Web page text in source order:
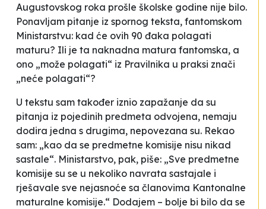
Augustovskog roka prošle školske godine nije bilo.
Ponavljam pitanje iz spornog teksta, fantomskom
Ministarstvu: kad će ovih 90 đaka polagati
maturu? Ili je ta naknadna matura fantomska, a
ono „može polagati“ iz Pravilnika u praksi znači
„neće polagati“?
U tekstu sam također iznio zapažanje da su
pitanja iz pojedinih predmeta odvojena, nemaju
dodira jedna s drugima, nepovezana su. Rekao
sam: „kao da se predmetne komisije nisu nikad
sastale“. Ministarstvo, pak, piše: „Sve predmetne
komisije su se u nekoliko navrata sastajale i
rješavale sve nejasnoće sa članovima Kantonalne
maturalne komisije.“ Dodajem – bolje bi bilo da se